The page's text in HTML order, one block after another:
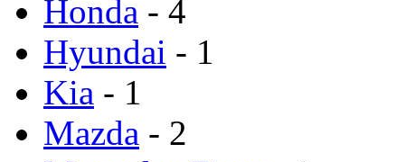
Honda - 4
Hyundai - 1
Kia - 1
Mazda - 2